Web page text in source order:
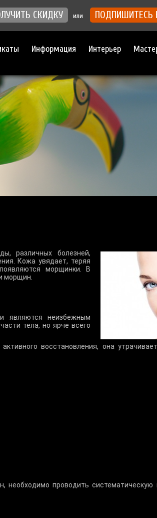
СКИДКУ или ПОДПИШИТЕСЬ
Информация Интерьер
различных болезней,
Кожа увядает, теряя
морщинки.
В
морщин.
являются неизбежным
тела, но ярче всего
восстановления, она
проводить систематическую